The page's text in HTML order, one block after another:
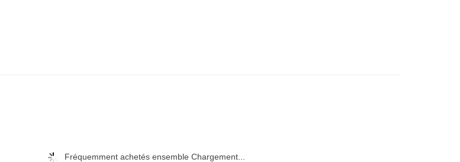
Fréquemment achetés ensemble Chargement...